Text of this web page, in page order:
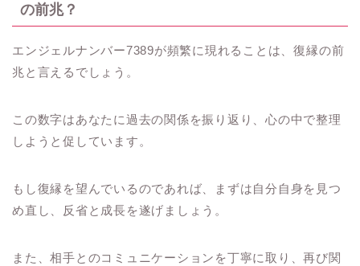
の前兆？
エンジェルナンバー7389が頻繁に現れることは、復縁の前
兆と言えるでしょう。
この数字はあなたに過去の関係を振り返り、心の中で整理
しようと促しています。
もし復縁を望んでいるのであれば、まずは自分自身を見つ
め直し、反省と成長を遂げましょう。
また、相手とのコミュニケーションを丁寧に取り、再び関